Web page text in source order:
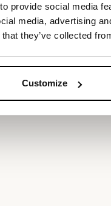
provide social media
media, advertising
they’ve collected
Customize